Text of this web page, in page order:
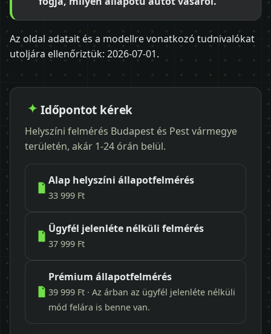
Az oldal adatait és a modellre vonatkozó tudnivalókat
utoljára ellenőriztük: 2026-07-01.
Időpontot kérek
Helyszíni felmérés Budapest és Pest vármegye
területén, akár 1-24 órán belül.
Alap helyszíni állapotfelmérés
33 999 Ft
Ügyfél jelenléte nélküli felmérés
37 999 Ft
Prémium állapotfelmérés
39 999 Ft · Az árban az ügyfél jelenléte nélküli
mód felára is benne van.